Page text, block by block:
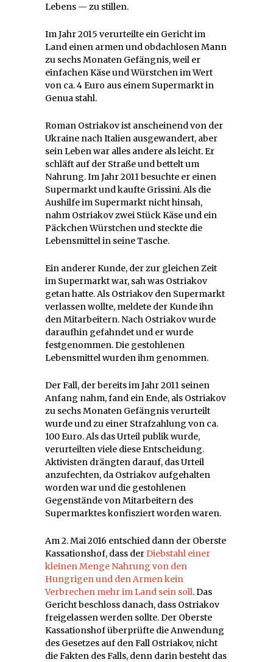
Lebens — zu stillen.
Im Jahr 2015 verurteilte ein Gericht im
Land einen armen und obdachlosen Mann
zu sechs Monaten Gefängnis, weil er
einfachen Käse und Würstchen im Wert
von ca. 4 Euro aus einem Supermarkt in
Genua stahl.
Roman Ostriakov ist anscheinend von der
Ukraine nach Italien ausgewandert, aber
sein Leben war alles andere als leicht. Er
schläft auf der Straße und bettelt um
Nahrung. Im Jahr 2011 besuchte er einen
Supermarkt und kaufte Grissini. Als die
Aushilfe im Supermarkt nicht hinsah,
nahm Ostriakov zwei Stück Käse und ein
Päckchen Würstchen und steckte die
Lebensmittel in seine Tasche.
Ein anderer Kunde, der zur gleichen Zeit
im Supermarkt war, sah was Ostriakov
getan hatte. Als Ostriakov den Supermarkt
verlassen wollte, meldete der Kunde ihn
den Mitarbeitern. Nach Ostriakov wurde
daraufhin gefahndet und er wurde
festgenommen. Die gestohlenen
Lebensmittel wurden ihm genommen.
Der Fall, der bereits im Jahr 2011 seinen
Anfang nahm, fand ein Ende, als Ostriakov
zu sechs Monaten Gefängnis verurteilt
wurde und zu einer Strafzahlung von ca.
100 Euro. Als das Urteil publik wurde,
verurteilten viele diese Entscheidung.
Aktivisten drängten darauf, das Urteil
anzufechten, da Ostriakov aufgehalten
worden war und die gestohlenen
Gegenstände von Mitarbeitern des
Supermarktes konfisziert worden waren.
Am 2. Mai 2016 entschied dann der Oberste
Kassationshof, dass derDiebstahl einer
kleinen Menge Nahrung von den
Hungrigen und den Armen kein
Verbrechen mehr im Land sein soll. Das
Gericht beschloss danach, dass Ostriakov
freigelassen werden sollte. Der Oberste
Kassationshof überprüfte die Anwendung
des Gesetzes auf den Fall Ostriakov, nicht
die Fakten des Falls, denn darin besteht das